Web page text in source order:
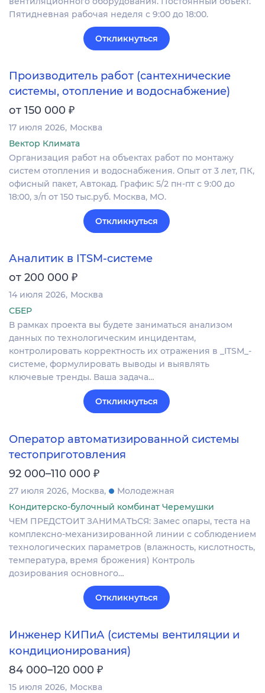
Пятидневная рабочая неделя с 9:00 до 18:00.
Откликнуться
Производитель работ (сантехнические
системы, отопление и водоснабжение)
от 150 000 ₽
17 июля 2026 Москва
Вектор Климата
Организация работ на объектах работ по монтажу
систем отопления и водоснабжения. Опыт от 3 лет, ПК,
офисный пакет, Автокад. График: 5/2 пн-пт с 9:00 до
18:00, з/п от 150 тыс.руб. Москва, МО.
Откликнуться
Аналитик в ITSM-системе
от 200 000 ₽
14 июля 2026 Москва
СБЕР
В рамках проекта вы будете заниматься анализом
данных по технологическим инцидентам,
контролировать корректность их отражения в _ITSM_-
системе, формулировать выводы и выявлять
ключевые тренды. Ваша задача…
Откликнуться
Оператор автоматизированной системы
тестоприготовления
92 000–110 000 ₽
27 июля 2026 Москва
Молодежная
Кондитерско-булочный комбинат Черемушки
ЧЕМ ПРЕДСТОИТ ЗАНИМАТЬСЯ: Замес опары, теста на
комплексно-механизированной линии с соблюдением
технологических параметров (влажность, кислотность,
температура, время брожения) Контроль
дозирования основного…
Откликнуться
Инженер КИПиА (системы вентиляции и
кондиционирования)
84 000–120 000 ₽
15 июля 2026 Москва